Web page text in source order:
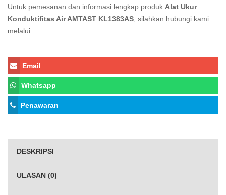
Untuk pemesanan dan informasi lengkap produk Alat Ukur
Konduktifitas Air AMTAST KL1383AS , silahkan hubungi kami
melalui :
Email
Whatsapp
Penawaran
DESKRIPSI
ULASAN (0)